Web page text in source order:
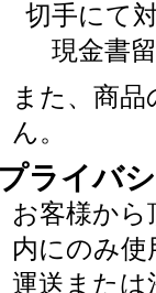
切手にて
現金書
また、商
ん。
プライバ
お客様か
内にのみ
運送または